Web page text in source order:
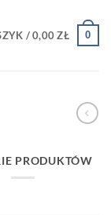
/0,00ZŁ 0
PRODUKTÓW